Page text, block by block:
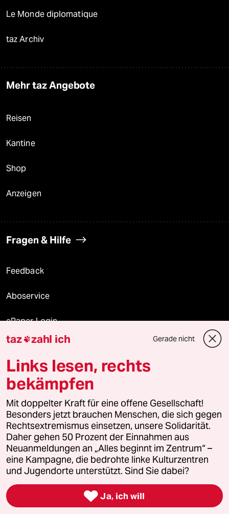
Le Monde diplomatique
taz Archiv
Mehr taz Angebote
Reisen
Kantine
Shop
Anzeigen
Fragen & Hilfe
Feedback
Aboservice
ePaper Login
Downloads für Abonnierende
© 2026 taz Verlags und Vertriebs GmbH
Alle Rechte vorbehalten. Bei rechtlichen Fragen oder für Genehmigungen
wenden Sie sich bitte an
lizenzen@taz.de
Feedback Redaktionsstatut Kommune-Richtlinien
Leitlinie Informant Datenschutz Impressum AGB
Seitenwende Einwilligungen widerrufen (Ads)
taz zahl ich Gerade nicht
Links lesen, rechts
bekämpfen
Mit doppelter Kraft für eine offene Gesellschaft!
Besonders jetzt brauchen Menschen, die sich gegen
Rechtsextremismus einsetzen, unsere Solidarität.
Daher gehen 50 Prozent der Einnahmen aus
Neuanmeldungen an „Alles beginnt im Zentrum“ –
eine Kampagne, die bedrohte linke Kulturzentren
und Jugendorte unterstützt. Sind Sie dabei?
 Ja, ich will